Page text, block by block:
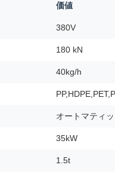
価値
380V
180 kN
40kg/h
オートマティッ
35kW
1.5t